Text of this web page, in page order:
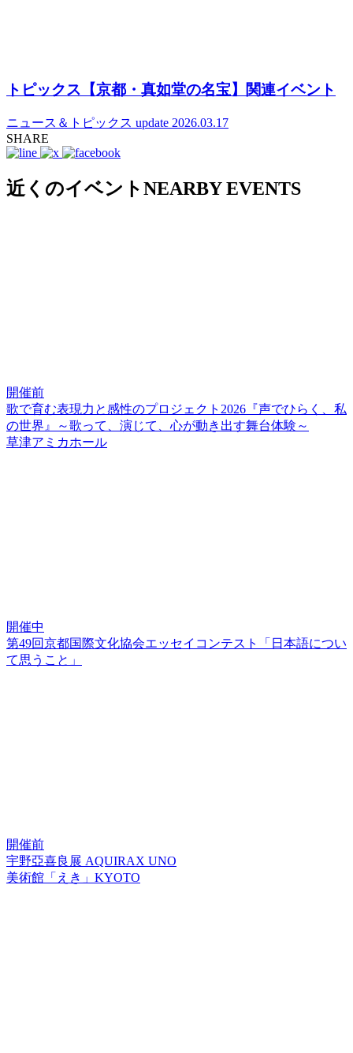
トピックス【京都・真如堂の名宝】関連イベント
ニュース＆トピックス update 2026.03.17
SHARE
近くのイベントNEARBY EVENTS
開催前
歌で育む表現力と感性のプロジェクト2026『声でひらく、私
の世界』～歌って、演じて、心が動き出す舞台体験～
草津アミカホール
開催中
第49回京都国際文化協会エッセイコンテスト「日本語につい
て思うこと」
開催前
宇野亞喜良展 AQUIRAX UNO
美術館「えき」KYOTO